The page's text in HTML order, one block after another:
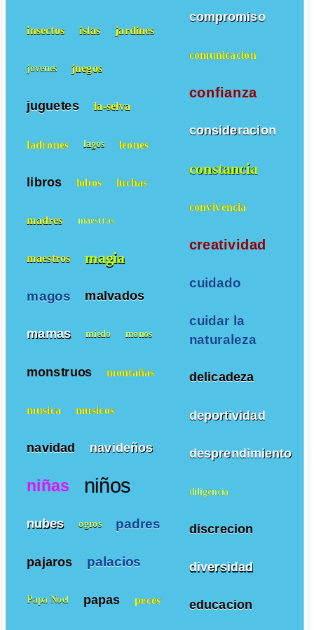
compromiso
comunicacion
confianza
consideracion
constancia
convivencia
creatividad
cuidado
cuidar la
naturaleza
delicadeza
deportividad
desprendimiento
diligencia
discrecion
diversidad
educacion
insectos islas jardines
jovenes juegos
juguetes la-selva
ladrones lagos leones
libros lobos luchas
madres maestras
maestros magia
magos malvados
mamas miedo monos
monstruos montañas
musica musicos
navidad navideños
niñas niños
nubes ogros padres
pajaros palacios
Papa Noel papas peces